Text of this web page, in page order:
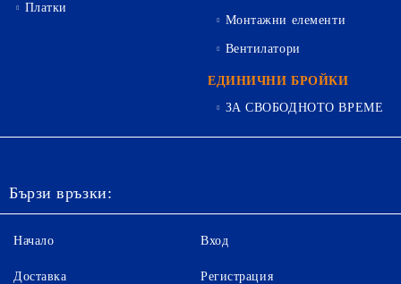
Платки
Монтажни елементи
Вентилатори
ЕДИНИЧНИ БРОЙКИ
ЗА СВОБОДНОТО ВРЕМЕ
Бързи връзки:
Начало
Доставка
Вход
Регистрация